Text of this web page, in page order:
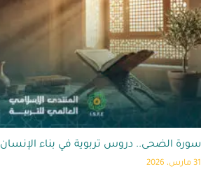
سورة الضحى.. دروس تربوية في بناء الإنسان
31 مارس، 2026